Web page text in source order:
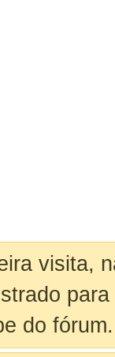
visita,
do fórum.